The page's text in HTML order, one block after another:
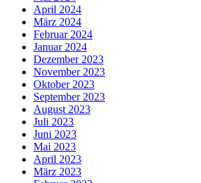
April 2024
März 2024
Februar 2024
Januar 2024
Dezember 2023
November 2023
Oktober 2023
September 2023
August 2023
Juli 2023
Juni 2023
Mai 2023
April 2023
März 2023